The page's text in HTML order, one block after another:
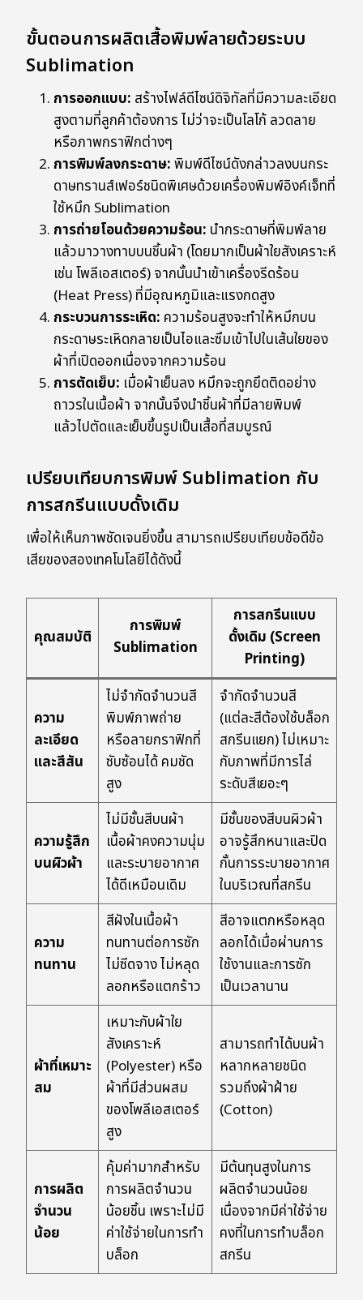
ขั้นตอนการผลิตเสื้อพิมพ์ลายด้วยระบบ
Sublimation
การออกแบบ: สร้างไฟล์ดีไซน์ดิจิทัลที่มีความละเอียด
สูงตามที่ลูกค้าต้องการ ไม่ว่าจะเป็นโลโก้ ลวดลาย
หรือภาพกราฟิกต่างๆ
การพิมพ์ลงกระดาษ:พิมพ์ดีไซน์ดังกล่าวลงบนกระ
ดาษทรานส์เฟอร์ชนิดพิเศษด้วยเครื่องพิมพ์อิงค์เจ็ทที่
ใช้หมึก Sublimation
การถ่ายโอนด้วยความร้อน: นำกระดาษที่พิมพ์ลาย
แล้วมาวางทาบบนชิ้นผ้า (โดยมากเป็นผ้าใยสังเคราะห์
เช่น โพลีเอสเตอร์) จากนั้นนำเข้าเครื่องรีดร้อน
(Heat Press) ที่มีอุณหภูมิและแรงกดสูง
กระบวนการระเหิด: ความร้อนสูงจะทำให้หมึกบน
กระดาษระเหิดกลายเป็นไอและซึมเข้าไปในเส้นใยของ
ผ้าที่เปิดออกเนื่องจากความร้อน
การตัดเย็บ: เมื่อผ้าเย็นลง หมึกจะถูกยึดติดอย่าง
ถาวรในเนื้อผ้า จากนั้นจึงนำชิ้นผ้าที่มีลายพิมพ์
แล้วไปตัดและเย็บขึ้นรูปเป็นเสื้อที่สมบูรณ์
เปรียบเทียบการพิมพ์ Sublimation กับ
การสกรีนแบบดั้งเดิม
เพื่อให้เห็นภาพชัดเจนยิ่งขึ้น สามารถเปรียบเทียบข้อดีข้อ
เสียของสองเทคโนโลยีได้ดังนี้
คุณสมบัติ
การพิมพ์
Sublimation
การสกรีนแบบ
ดั้งเดิม (Screen
Printing)
ความ
ละเอียด
และสีสัน
ไม่จำกัดจำนวนสี
พิมพ์ภาพถ่าย
หรือลายกราฟิกที่
ซับซ้อนได้ คมชัด
สูง
จำกัดจำนวนสี
(แต่ละสีต้องใช้บล็อก
สกรีนแยก) ไม่เหมาะ
กับภาพที่มีการไล่
ระดับสีเยอะๆ
ความรู้สึก
บนผิวผ้า
ไม่มีชั้นสีบนผ้า
เนื้อผ้าคงความนุ่ม
และระบายอากาศ
ได้ดีเหมือนเดิม
มีชั้นของสีบนผิวผ้า
อาจรู้สึกหนาและปิด
กั้นการระบายอากาศ
ในบริเวณที่สกรีน
ความ
ทนทาน
สีฝังในเนื้อผ้า
ทนทานต่อการซัก
ไม่ซีดจาง ไม่หลุด
ลอกหรือแตกร้าว
สีอาจแตกหรือหลุด
ลอกได้เมื่อผ่านการ
ใช้งานและการซัก
เป็นเวลานาน
ผ้าที่เหมาะ
สม
เหมาะกับผ้าใย
สังเคราะห์
(Polyester) หรือ
ผ้าที่มีส่วนผสม
ของโพลีเอสเตอร์
สูง
สามารถทำได้บนผ้า
หลากหลายชนิด
รวมถึงผ้าฝ้าย
(Cotton)
การผลิต
จำนวน
น้อย
คุ้มค่ามากสำหรับ
การผลิตจำนวน
น้อยชิ้น เพราะไม่มี
ค่าใช้จ่ายในการทำ
บล็อก
มีต้นทุนสูงในการ
ผลิตจำนวนน้อย
เนื่องจากมีค่าใช้จ่าย
คงที่ในการทำบล็อก
สกรีน